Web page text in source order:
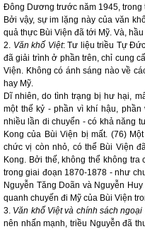
Đông Dương trước năm 1945, trong
Bởi vậy, sự im lặng này của văn
quả thực Bùi Viện đã tới Mỹ. Và,
2. Văn khố Việt: Tư liệu triều Tự
đã giải trình ở phần trên, chỉ cung
Viện. Không có ánh sáng nào về
hay Mỹ.
Dĩ nhiên, do tình trạng bị hư hại,
một thế kỷ - phần vì khí hậu,
nhiều lần di chuyển - có khả năng
Kong của Bùi Viện bị mất. (76)
chức vị còn nhỏ, có thể Bùi Viện
Kong. Bởi thế, không thể không
trong giai đoạn 1870-1878 - như
Nguyễn Tăng Doãn và Nguyễn
quanh chuyến đi Mỹ của Bùi Viện
3. Văn khố Việt và chính sách
nên nhấn mạnh, triều Nguyễn đã